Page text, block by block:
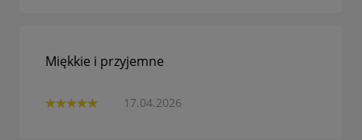
17.04.2026
Miękkie i przyjemne